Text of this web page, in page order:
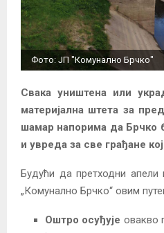
Фото: ЈП "Комунално Брчко"
Свака уништена или
материјална штета за
шамар напорима да Брчко
и увреда за све грађане
Будући да претходни
„Комунално Брчко“ овим
Оштро осуђује овакво